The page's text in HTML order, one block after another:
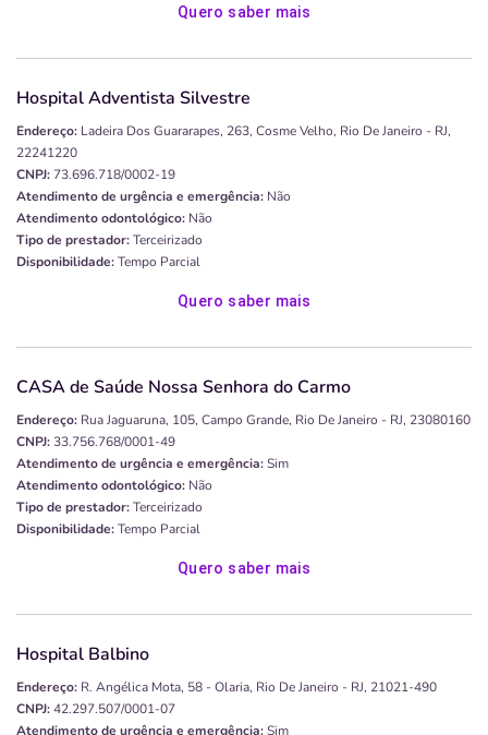
Quero saber mais
Hospital Adventista Silvestre
Endereço: Ladeira Dos Guararapes, 263, Cosme Velho, Rio De Janeiro - RJ,
22241220
CNPJ: 73.696.718/0002-19
Atendimento de urgência e emergência: Não
Atendimento odontológico: Não
Tipo de prestador:Terceirizado
Disponibilidade:Tempo Parcial
Quero saber mais
CASA de Saúde Nossa Senhora do Carmo
Endereço: Rua Jaguaruna, 105, Campo Grande, Rio De Janeiro - RJ, 23080160
CNPJ:33.756.768/0001-49
Atendimento de urgência e emergência:Sim
Atendimento odontológico: Não
Tipo de prestador:Terceirizado
Disponibilidade:Tempo Parcial
Quero saber mais
Hospital Balbino
Endereço: R. Angélica Mota, 58 - Olaria, Rio De Janeiro - RJ, 21021-490
CNPJ:42.297.507/0001-07
Atendimento de urgência e emergência:Sim